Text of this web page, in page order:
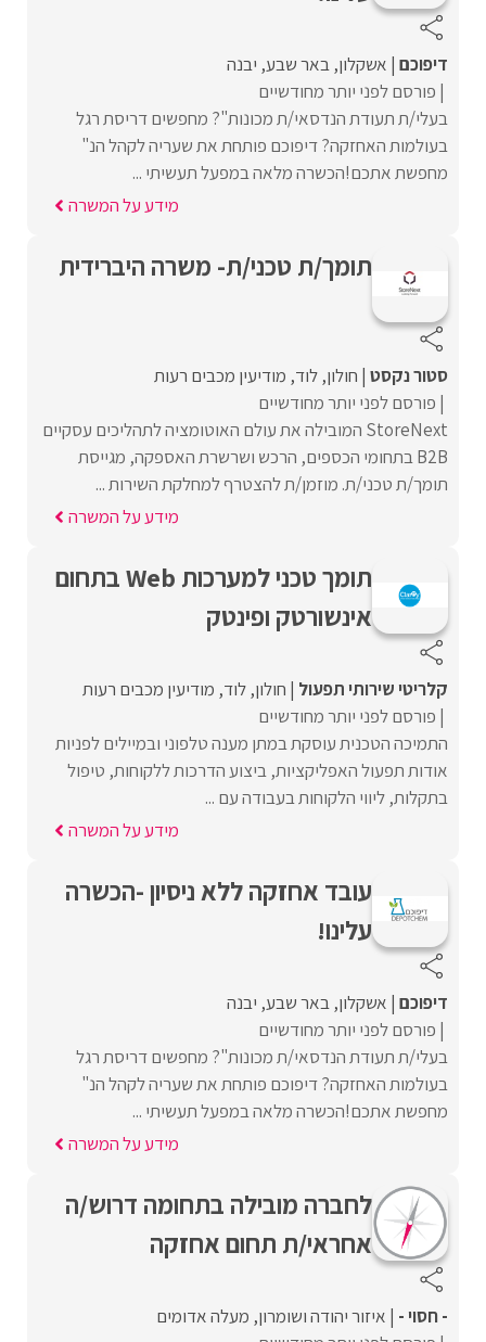
דיפוכם אשקלון באר שבע יבנה
פורסם לפני יותר מחודשיים
בעלי/ת תעודת הנדסאי/ת מכונות"? מחפשים דריסת רגל
בעולמות האחזקה? דיפוכם פותחת את שעריה לקהל הנ"
מחפשת אתכם!הכשרה מלאה במפעל תעשיתי ...
מידע על המשרה
תומך/ת טכני/ת- משרה היברידית
סטור נקסט חולון לוד מודיעין מכבים רעות
פורסם לפני יותר מחודשיים
StoreNext המובילה את עולם האוטומציה לתהליכים עסקיים
B2B בתחומי הכספים, הרכש ושרשרת האספקה, מגייסת
תומך/ת טכני/ת. מוזמן/ת להצטרף למחלקת השירות ...
מידע על המשרה
תומך טכני למערכות Web בתחום
אינשורטק ופינטק
קלריטי שירותי תפעול חולון לוד מודיעין מכבים רעות
פורסם לפני יותר מחודשיים
התמיכה הטכנית עוסקת במתן מענה טלפוני ובמיילים לפניות
אודות תפעול האפליקציות, ביצוע הדרכות ללקוחות, טיפול
בתקלות, ליווי הלקוחות בעבודה עם ...
מידע על המשרה
עובד אחזקה ללא ניסיון -הכשרה
עלינו!
דיפוכם אשקלון באר שבע יבנה
פורסם לפני יותר מחודשיים
בעלי/ת תעודת הנדסאי/ת מכונות"? מחפשים דריסת רגל
בעולמות האחזקה? דיפוכם פותחת את שעריה לקהל הנ"
מחפשת אתכם!הכשרה מלאה במפעל תעשיתי ...
מידע על המשרה
לחברה מובילה בתחומה דרוש/ה
אחראי/ת תחום אחזקה
- חסוי - איזור יהודה ושומרון מעלה אדומים